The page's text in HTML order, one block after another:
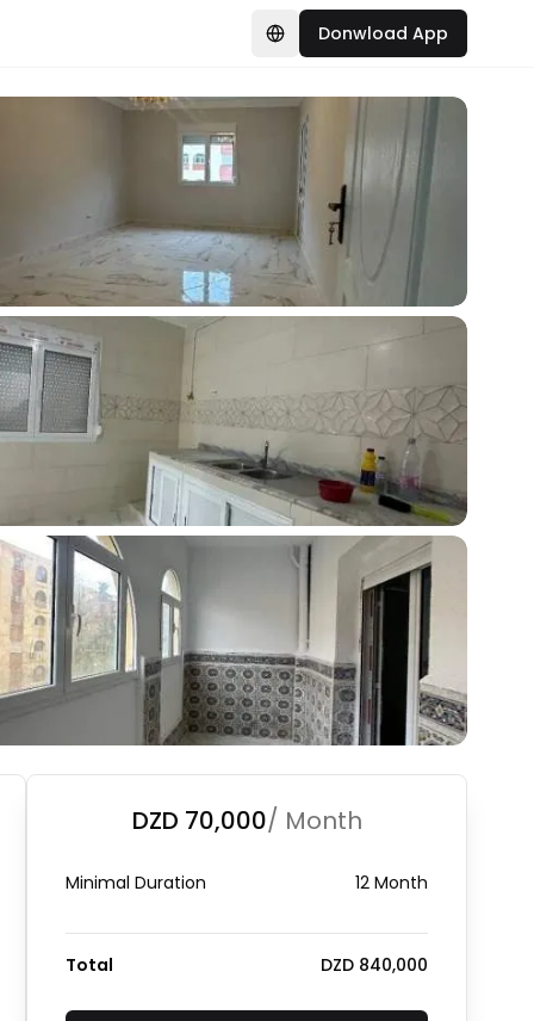
Donwload App
DZD 70,000/ Month
Minimal Duration 12 Month
Total DZD 840,000